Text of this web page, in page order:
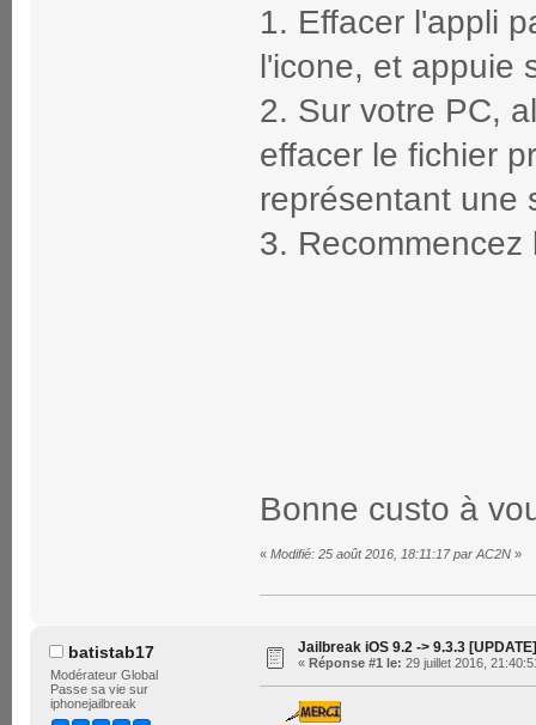
1. Effacer l'appli
l'icone, et appuie
2. Sur votre PC,
effacer le fichier
représentant une
3.
Bonne custo à
« Modifié: 25 août 2016, 18:11:17 par AC2N »
batistab17
Modérateur Global
Passe sa vie sur
iphonejailbreak
Jailbreak iOS 9.2 -> 9.3.3 [UPDATE]
« Réponse #1 le: 29 juillet 2016,